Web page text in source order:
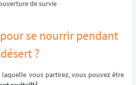
de survie
se nourrir pendant
?
vous partirez, vous pouvez être